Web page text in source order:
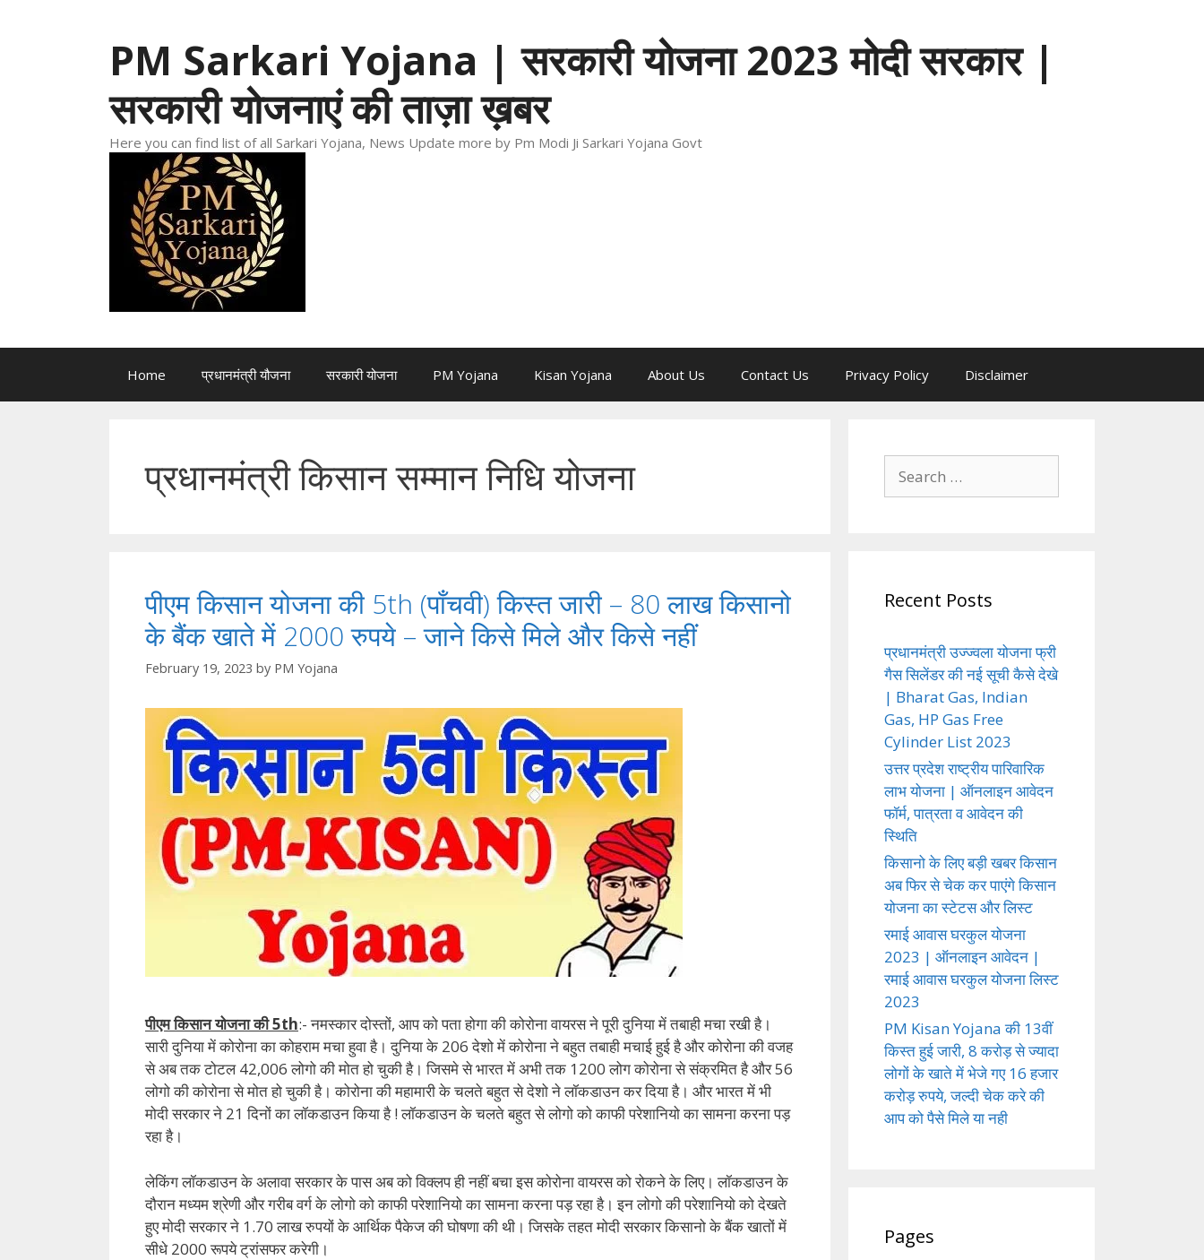
PM Sarkari Yojana | सरकारी योजना 2023 मोदी सरकार |
सरकारी योजनाएं की ताज़ा ख़बर
Here you can find list of all Sarkari Yojana, News Update more by Pm Modi Ji Sarkari Yojana Govt
Home प्रधानमंत्री यौजना सरकारी योजना PM Yojana Kisan Yojana About Us Contact Us Privacy Policy Disclaimer
प्रधानमंत्री किसान सम्मान निधि योजना
पीएम किसान योजना की 5th (पाँचवी) किस्त जारी – 80 लाख किसानो
के बैंक खाते में 2000 रुपये – जाने किसे मिले और किसे नहीं
February 19, 2023 by PM Yojana
पीएम किसान योजना की 5th:- नमस्कार दोस्तों, आप को पता होगा की कोरोना वायरस ने पूरी दुनिया में तबाही मचा रखी है।
सारी दुनिया में कोरोना का कोहराम मचा हुवा है। दुनिया के 206 देशो में कोरोना ने बहुत तबाही मचाई हुई है और कोरोना की वजह
से अब तक टोटल 42,006 लोगो की मोत हो चुकी है। जिसमे से भारत में अभी तक 1200 लोग कोरोना से संक्रमित है और 56
लोगो की कोरोना से मोत हो चुकी है। कोरोना की महामारी के चलते बहुत से देशो ने लॉकडाउन कर दिया है। और भारत में भी
मोदी सरकार ने 21 दिनों का लॉकडाउन किया है ! लॉकडाउन के चलते बहुत से लोगो को काफी परेशानियो का सामना करना पड़
रहा है।
लेकिंग लॉकडाउन के अलावा सरकार के पास अब को विक्लप ही नहीं बचा इस कोरोना वायरस को रोकने के लिए। लॉकडाउन के
दौरान मध्यम श्रेणी और गरीब वर्ग के लोगो को काफी परेशानियो का सामना करना पड़ रहा है। इन लोगो की परेशानियो को देखते
हुए मोदी सरकार ने 1.70 लाख रुपयों के आर्थिक पैकेज की घोषणा की थी। जिसके तहत मोदी सरकार किसानो के बैंक खातों में
सीधे 2000 रूपये ट्रांसफर करेगी।
for:
Recent Posts
प्रधानमंत्री उज्ज्वला योजना फ्री
गैस सिलेंडर की नई सूची कैसे देखे
| Bharat Gas, Indian
Gas, HP Gas Free
Cylinder List 2023
उत्तर प्रदेश राष्ट्रीय पारिवारिक
लाभ योजना | ऑनलाइन आवेदन
फॉर्म, पात्रता व आवेदन की
स्थिति
किसानो के लिए बड़ी खबर किसान
अब फिर से चेक कर पाएंगे किसान
योजना का स्टेटस और लिस्ट
रमाई आवास घरकुल योजना
2023 | ऑनलाइन आवेदन |
रमाई आवास घरकुल योजना लिस्ट
2023
PM Kisan Yojana की 13वीं
किस्त हुई जारी, 8 करोड़ से ज्यादा
लोगों के खाते में भेजे गए 16 हजार
करोड़ रुपये, जल्दी चेक करे की
आप को पैसे मिले या नही
Pages